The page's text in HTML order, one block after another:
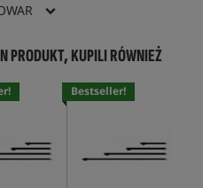
PRODUKT, KUPILI RÓWNIEŻ
Bestseller!